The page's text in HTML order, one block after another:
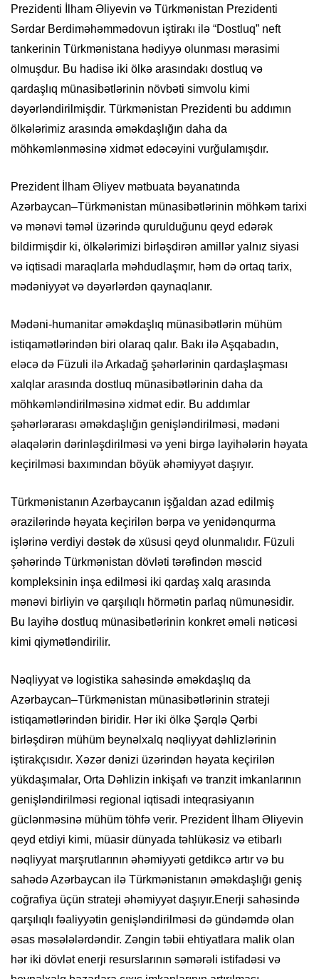
Prezidenti İlham Əliyevin və Türkmənistan Prezidenti
Sərdar Berdiməhəmmədovun iştirakı ilə “Dostluq” neft
tankerinin Türkmənistana hədiyyə olunması mərasimi
olmuşdur. Bu hadisə iki ölkə arasındakı dostluq və
qardaşlıq münasibətlərinin növbəti simvolu kimi
dəyərləndirilmişdir. Türkmənistan Prezidenti bu addımın
ölkələrimiz arasında əməkdaşlığın daha da
möhkəmlənməsinə xidmət edəcəyini vurğulamışdır.
Prezident İlham Əliyev mətbuata bəyanatında
Azərbaycan–Türkmənistan münasibətlərinin möhkəm tarixi
və mənəvi təməl üzərində qurulduğunu qeyd edərək
bildirmişdir ki, ölkələrimizi birləşdirən amillər yalnız siyasi
və iqtisadi maraqlarla məhdudlaşmır, həm də ortaq tarix,
mədəniyyət və dəyərlərdən qaynaqlanır.
Mədəni-humanitar əməkdaşlıq münasibətlərin mühüm
istiqamətlərindən biri olaraq qalır. Bakı ilə Aşqabadın,
eləcə də Füzuli ilə Arkadağ şəhərlərinin qardaşlaşması
xalqlar arasında dostluq münasibətlərinin daha da
möhkəmləndirilməsinə xidmət edir. Bu addımlar
şəhərlərarası əməkdaşlığın genişləndirilməsi, mədəni
əlaqələrin dərinləşdirilməsi və yeni birgə layihələrin həyata
keçirilməsi baxımından böyük əhəmiyyət daşıyır.
Türkmənistanın Azərbaycanın işğaldan azad edilmiş
ərazilərində həyata keçirilən bərpa və yenidənqurma
işlərinə verdiyi dəstək də xüsusi qeyd olunmalıdır. Füzuli
şəhərində Türkmənistan dövləti tərəfindən məscid
kompleksinin inşa edilməsi iki qardaş xalq arasında
mənəvi birliyin və qarşılıqlı hörmətin parlaq nümunəsidir.
Bu layihə dostluq münasibətlərinin konkret əməli nəticəsi
kimi qiymətləndirilir.
Nəqliyyat və logistika sahəsində əməkdaşlıq da
Azərbaycan–Türkmənistan münasibətlərinin strateji
istiqamətlərindən biridir. Hər iki ölkə Şərqlə Qərbi
birləşdirən mühüm beynəlxalq nəqliyyat dəhlizlərinin
iştirakçısıdır. Xəzər dənizi üzərindən həyata keçirilən
yükdaşımalar, Orta Dəhlizin inkişafı və tranzit imkanlarının
genişləndirilməsi regional iqtisadi inteqrasiyanın
güclənməsinə mühüm töhfə verir. Prezident İlham Əliyevin
qeyd etdiyi kimi, müasir dünyada təhlükəsiz və etibarlı
nəqliyyat marşrutlarının əhəmiyyəti getdikcə artır və bu
sahədə Azərbaycan ilə Türkmənistanın əməkdaşlığı geniş
coğrafiya üçün strateji əhəmiyyət daşıyır.Enerji sahəsində
qarşılıqlı fəaliyyətin genişləndirilməsi də gündəmdə olan
əsas məsələlərdəndir. Zəngin təbii ehtiyatlara malik olan
hər iki dövlət enerji resurslarının səmərəli istifadəsi və